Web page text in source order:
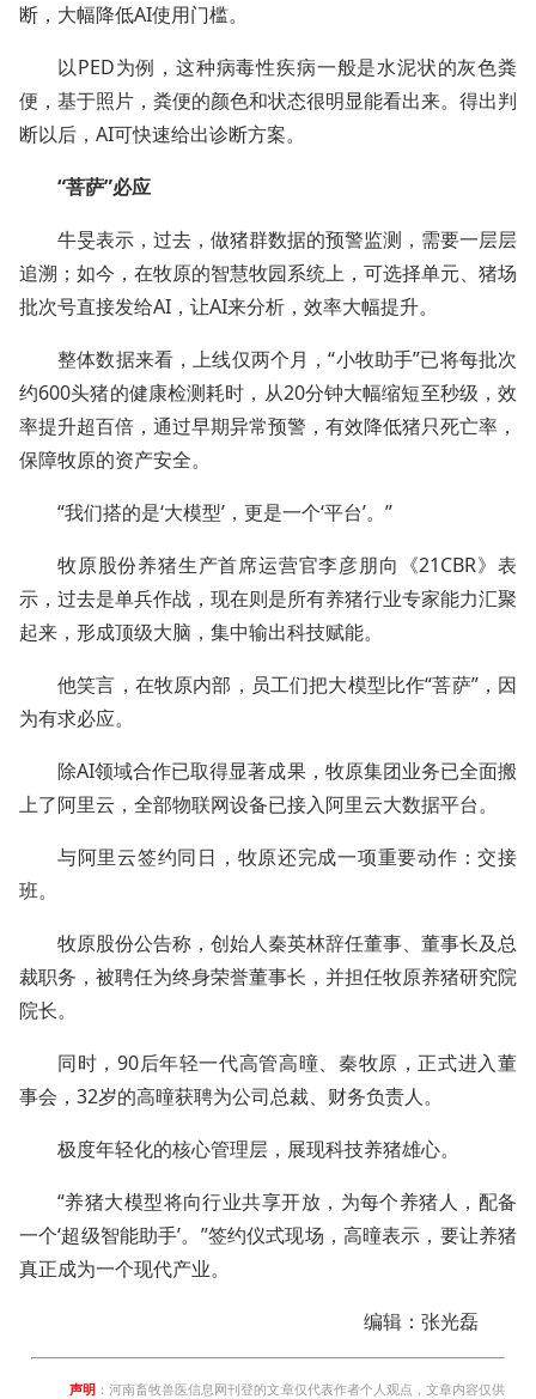
断，大幅降低AI使用门槛。
以PED为例，这种病毒性疾病一般是水泥状的灰色粪
便，基于照片，粪便的颜色和状态很明显能看出来。得出判
断以后，AI可快速给出诊断方案。
“菩萨”必应
牛旻表示，过去，做猪群数据的预警监测，需要一层层
追溯；如今，在牧原的智慧牧园系统上，可选择单元、猪场
批次号直接发给AI，让AI来分析，效率大幅提升。
整体数据来看，上线仅两个月，“小牧助手”已将每批次
约600头猪的健康检测耗时，从20分钟大幅缩短至秒级，效
率提升超百倍，通过早期异常预警，有效降低猪只死亡率，
保障牧原的资产安全。
“我们搭的是‘大模型’，更是一个‘平台’。”
牧原股份养猪生产首席运营官李彦朋向《21CBR》表
示，过去是单兵作战，现在则是所有养猪行业专家能力汇聚
起来，形成顶级大脑，集中输出科技赋能。
他笑言，在牧原内部，员工们把大模型比作“菩萨”，因
为有求必应。
除AI领域合作已取得显著成果，牧原集团业务已全面搬
上了阿里云，全部物联网设备已接入阿里云大数据平台。
与阿里云签约同日，牧原还完成一项重要动作：交接
班。
牧原股份公告称，创始人秦英林辞任董事、董事长及总
裁职务，被聘任为终身荣誉董事长，并担任牧原养猪研究院
院长。
同时，90后年轻一代高管高曈、秦牧原，正式进入董
事会，32岁的高曈获聘为公司总裁、财务负责人。
极度年轻化的核心管理层，展现科技养猪雄心。
“养猪大模型将向行业共享开放，为每个养猪人，配备
一个‘超级智能助手’。”签约仪式现场，高曈表示，要让养猪
真正成为一个现代产业。
编辑：张光磊
声明 ：河南畜牧兽医信息网刊登的文章仅代表作者个人观点，文章内容仅供